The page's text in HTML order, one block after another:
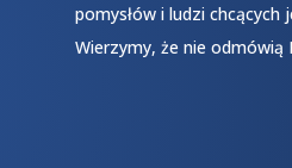
pomysłów i ludzi chcących
Wierzymy, że nie